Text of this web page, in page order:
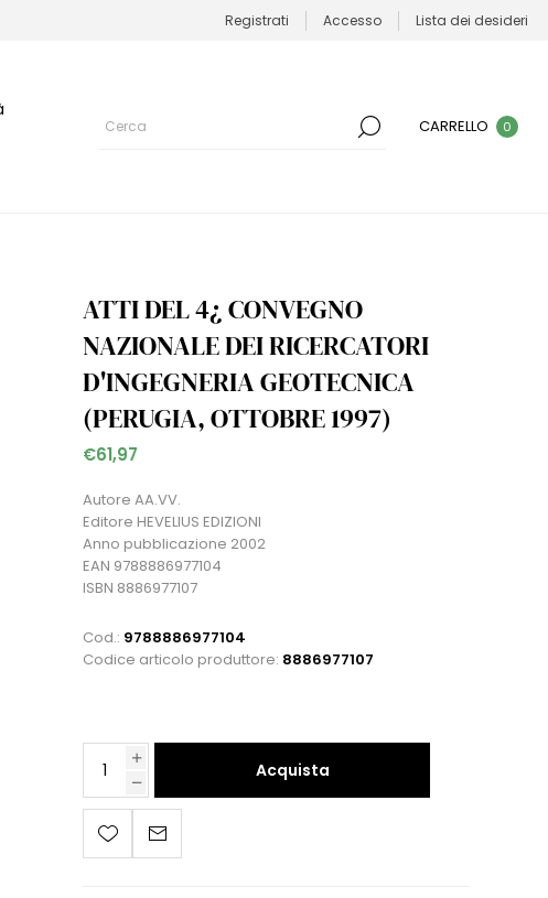
Registrati Accesso Lista dei desideri
CARRELLO 0
ATTI DEL 4¿ CONVEGNO
NAZIONALE DEI RICERCATORI
D'INGEGNERIA GEOTECNICA
(PERUGIA, OTTOBRE 1997)
€61,97
Autore AA.VV.
Editore HEVELIUS EDIZIONI
Anno pubblicazione 2002
EAN 9788886977104
ISBN 8886977107
Cod.: 9788886977104
Codice articolo produttore: 8886977107
Acquista